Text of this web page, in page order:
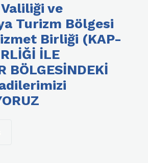
ve
Turizm Bölgesi
Birliği (KAP-
İLE
BÖLGESİNDEKİ